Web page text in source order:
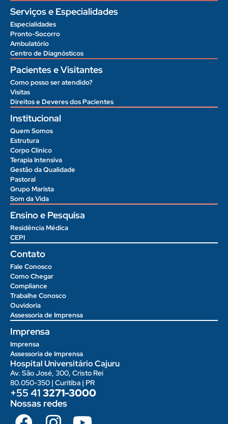
Serviços e Especialidades
Especialidades
Pronto-Socorro
Ambulatório
Centro de Diagnósticos
Pacientes e Visitantes
Como posso ser atendido?
Visitas
Direitos e Deveres dos Pacientes
Institucional
Quem Somos
Estrutura
Corpo Clínico
Terapia Intensiva
Gestão da Qualidade
Pastoral
Grupo Marista
Som da Vida
Ensino e Pesquisa
Residência Médica
CEPI
Contato
Fale Conosco
Como Chegar
Compliance
Trabalhe Conosco
Ouvidoria
Assessoria de Imprensa
Imprensa
Imprensa
Assessoria de Imprensa
Hospital Universitário Cajuru
Av. São José, 300, Cristo Rei
80.050-350 | Curitiba | PR
+55 413271-3000
Nossas redes